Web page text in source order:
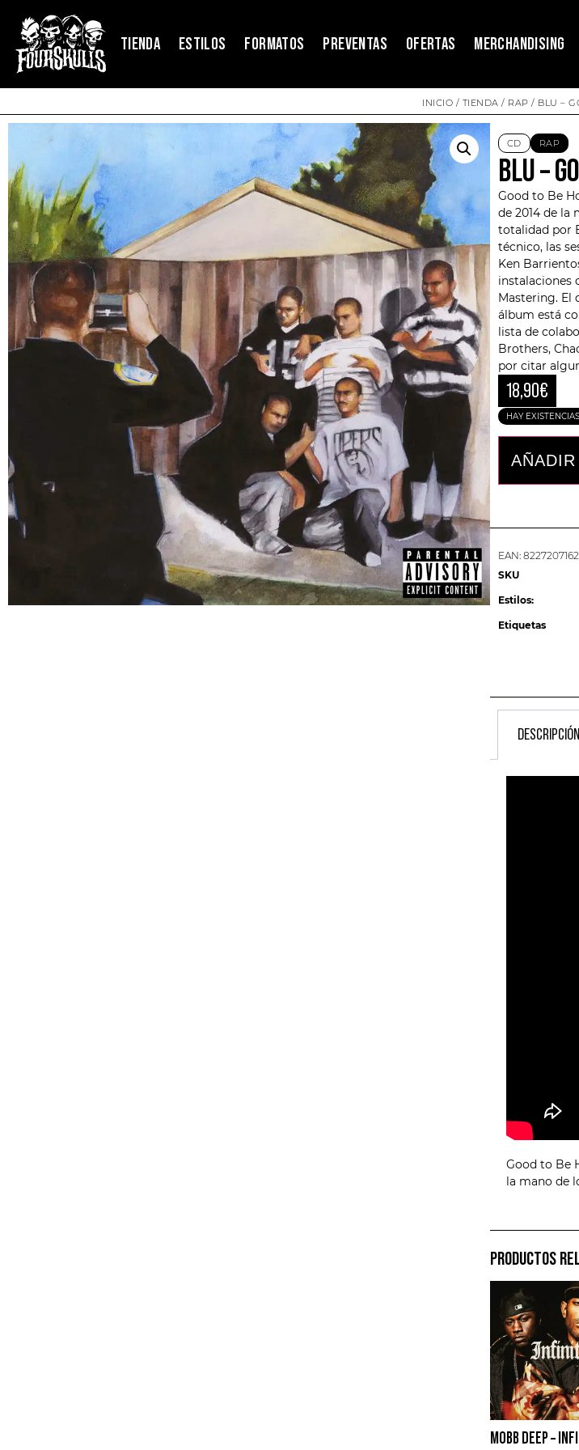
TIENDA ESTILOS FORMATOS PREVENTAS OFERTAS MERCHANDISING
INICIO / TIENDA / RAP / BLU –
CD RAP
BLU –
Good to Be
de 2014 de la
totalidad por
técnico, las
Ken
instalaciones
Mastering. El
álbum está
lista de
Brothers,
por citar
18,90€
HAY EXISTENCIAS
EAN:
SKU
Estilos:
Etiquetas
Good to Be
la mano de
PRODUCTOS
MOBB DEEP –